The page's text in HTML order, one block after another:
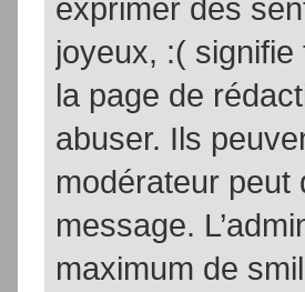
exprimer des
joyeux, :(
la page de
abuser. Ils
modérateur peut
message.
maximum de